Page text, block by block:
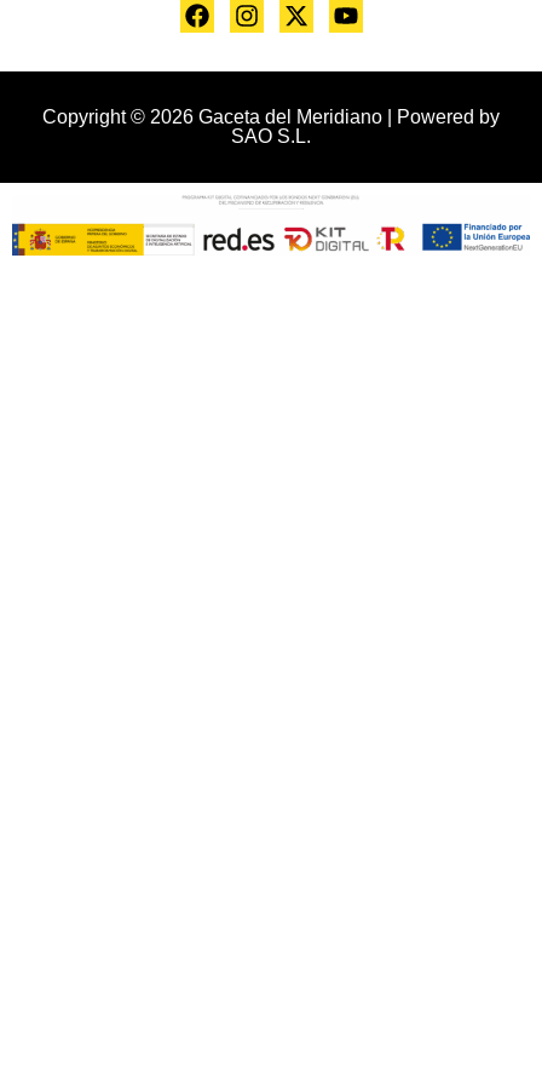
Copyright © 2026 Gaceta del Meridiano | Powered by
SAO S.L.